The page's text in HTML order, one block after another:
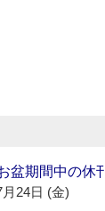
盆期間中の休
24日 (金)